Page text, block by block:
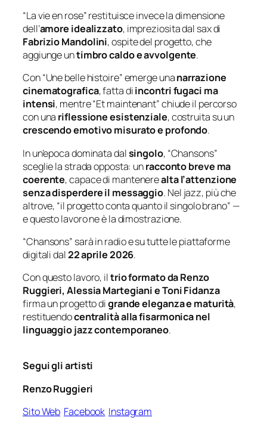
“La vie en rose”restituisce invece la dimensione
dell’amore idealizzato, impreziosita dal sax di
Fabrizio Mandolini, ospite del progetto, che
aggiunge untimbro caldo e avvolgente.
Con“Une belle histoire”emerge unanarrazione
cinematografica, fatta diincontri fugaci ma
intensi, mentre“Et maintenant”chiude il percorso
con una riflessione esistenziale, costruita su un
crescendo emotivo misurato e profondo.
In un’epoca dominata dalsingolo, “Chansons”
sceglie la strada opposta: unracconto breve ma
coerente, capace di mantenerealta l’attenzione
senza disperdere il messaggio. Nel jazz, più che
altrove, “il progetto conta quanto il singolo brano” —
e questo lavoro ne è la dimostrazione.
“Chansons” sarà in radio e su tutte le piattaforme
digitali dal22 aprile 2026.
Con questo lavoro, iltrio formato da Renzo
Ruggieri, Alessia Martegiani e Toni Fidanza
firma un progetto digrande eleganza e maturità,
restituendocentralità alla fisarmonica nel
linguaggio jazz contemporaneo.
Segui gli artisti
Renzo Ruggieri
Sito Web Facebook Instagram